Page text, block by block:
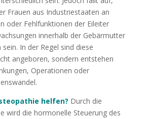
Frauen aus Industriestaaten an
oder Fehlfunktionen der Eileiter
innerhalb der Gebärmutter
In der Regel sind diese
angeboren, sondern entstehen
Operationen oder
helfen? Durch die
wird die hormonelle Steuerung des